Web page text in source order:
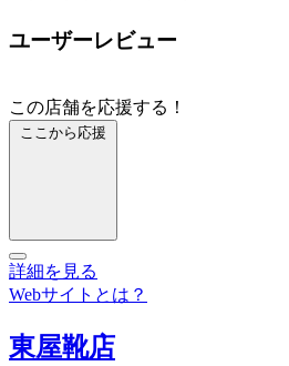
ユーザーレビュー
この店舗を応援する！
ここから応援
詳細を見る
Webサイトとは？
東屋靴店